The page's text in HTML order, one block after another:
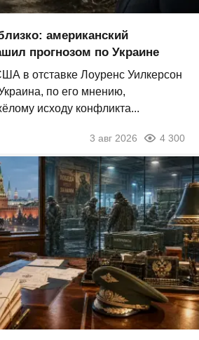
американский
прогнозом по Украине
в отставке Лоуренс Уилкерсон
по его мнению,
исходу конфликта...
3 авг 2026 4 300